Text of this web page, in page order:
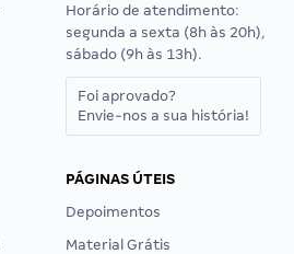
Horário de atendimento:
segunda a sexta (8h às 20h),
sábado (9h às 13h).
Foi aprovado?
Envie-nos a sua história!
PÁGINAS ÚTEIS
Depoimentos
Material Grátis